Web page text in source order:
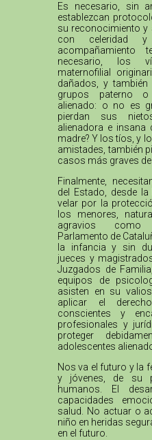
Es necesario, sin
establezcan
su reconocimiento y
con celeridad
acompañamiento
necesario, los
maternofilial
dañados, y
grupos paterno
alienado: o no es
pierdan sus
alienadora e insana
madre? Y los tíos, y
amistades, también
casos más graves
Finalmente,
del Estado, desde
velar por la
los menores,
agravios como
Parlamento de
la infancia y sin
jueces y
Juzgados de
equipos de
asisten en su
aplicar el
conscientes y
profesionales y
proteger
adolescentes
Nos va el futuro y la
y jóvenes, de su
humanos. El
capacidades
salud. No actuar o
niño en heridas
en el futuro.